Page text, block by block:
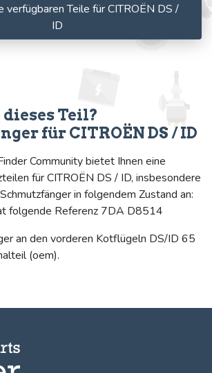
verfügbaren Teile für CITROËN DS /
ID
dieses Teil?
für CITROËN DS / ID
Community bietet Ihnen eine
für CITROËN DS / ID, insbesondere
in folgendem Zustand an:
folgende Referenz 7DA D8514
an den vorderen Kotflügeln DS/ID 65
(oem).